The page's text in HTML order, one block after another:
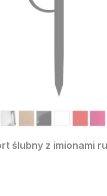
ślubny z imionami